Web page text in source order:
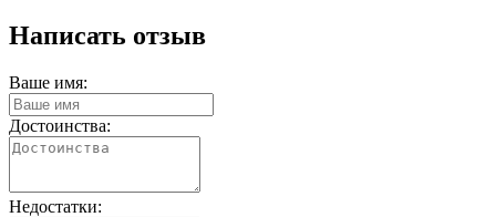
Написать отзыв
Ваше имя:
Достоинства:
Недостатки: